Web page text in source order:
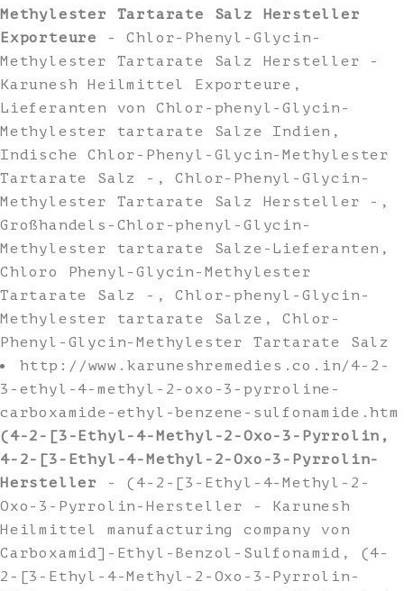
Methylester Tartarate Salz Hersteller
Exporteure
- Chlor-Phenyl-Glycin-
Methylester Tartarate Salz Hersteller -
Karunesh Heilmittel Exporteure,
Lieferanten von Chlor-phenyl-Glycin-
Methylester tartarate Salze Indien,
Indische Chlor-Phenyl-Glycin-Methylester
Tartarate Salz -, Chlor-Phenyl-Glycin-
Methylester Tartarate Salz Hersteller -,
Großhandels-Chlor-phenyl-Glycin-
Methylester tartarate Salze-Lieferanten,
Chloro Phenyl-Glycin-Methylester
Tartarate Salz -, Chlor-phenyl-Glycin-
Methylester tartarate Salze, Chlor-
Phenyl-Glycin-Methylester Tartarate Salz
http://www.karuneshremedies.co.in/4-2-
3-ethyl-4-methyl-2-oxo-3-pyrroline-
carboxamide-ethyl-benzene-sulfonamide.htm
(4-2-[3-Ethyl-4-Methyl-2-Oxo-3-Pyrrolin,
4-2-[3-Ethyl-4-Methyl-2-Oxo-3-Pyrrolin-
Hersteller
- (4-2-[3-Ethyl-4-Methyl-2-
Oxo-3-Pyrrolin-Hersteller - Karunesh
Heilmittel manufacturing company von
Carboxamid]-Ethyl-Benzol-Sulfonamid, (4-
2-[3-Ethyl-4-Methyl-2-Oxo-3-Pyrrolin-